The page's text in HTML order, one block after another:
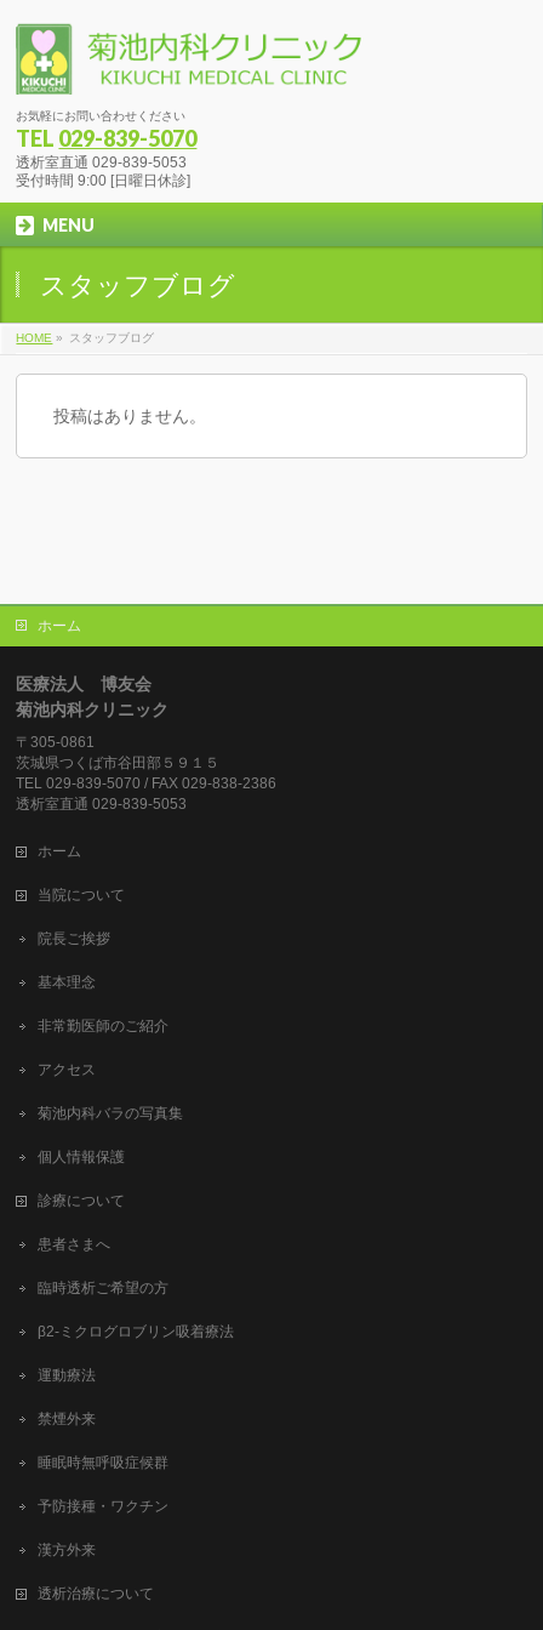
お気軽にお問い合わせください
TEL 029-839-5070
透析室直通 029-839-5053
受付時間 9:00 [日曜日休診]
MENU
スタッフブログ
HOME » スタッフブログ
投稿はありません。
ホーム
医療法人 博友会
菊池内科クリニック
〒305-0861
茨城県つくば市谷田部５９１５
TEL 029-839-5070 / FAX 029-838-2386
透析室直通 029-839-5053
ホーム
当院について
院長ご挨拶
基本理念
非常勤医師のご紹介
アクセス
菊池内科バラの写真集
個人情報保護
診療について
患者さまへ
臨時透析ご希望の方
β2-ミクログロブリン吸着療法
運動療法
禁煙外来
睡眠時無呼吸症候群
予防接種・ワクチン
漢方外来
透析治療について